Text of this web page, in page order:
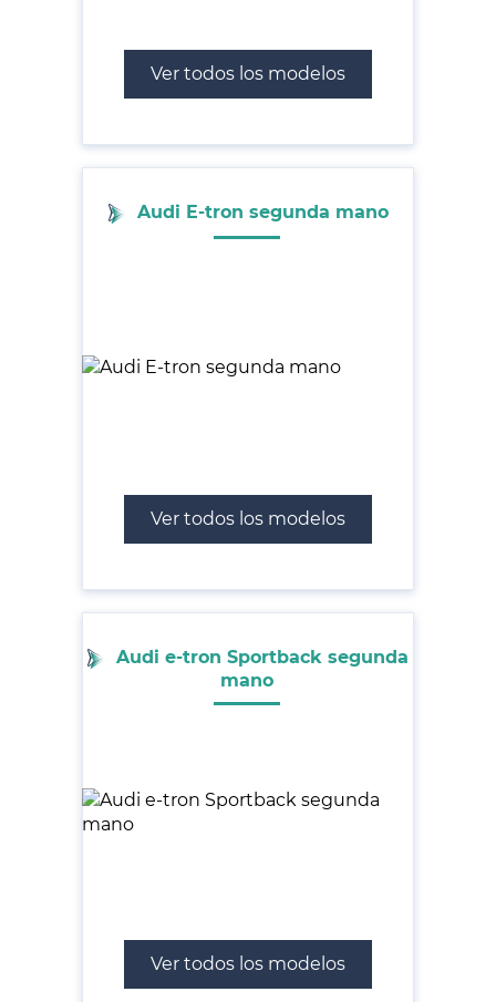
Ver todos los modelos
Audi E-tron segunda mano
Ver todos los modelos
Audi e-tron Sportback segunda
mano
Ver todos los modelos